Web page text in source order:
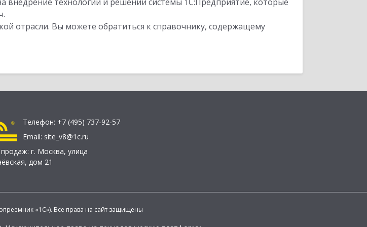
отрасли. Вы можете обратиться к справочнику, содержащему
Телефон: +7 (495) 737-92-57
Email: site_v8@1c.ru
г. Москва, улица
дом 21
«1С»). Все права на сайт защищены